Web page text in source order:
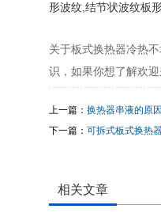
形波纹,结节状波纹板
关于板式换热器冷热
识，如果你想了解欢
上一篇： 换热器串液的原
下一篇： 可拆式板式换热
相关文章